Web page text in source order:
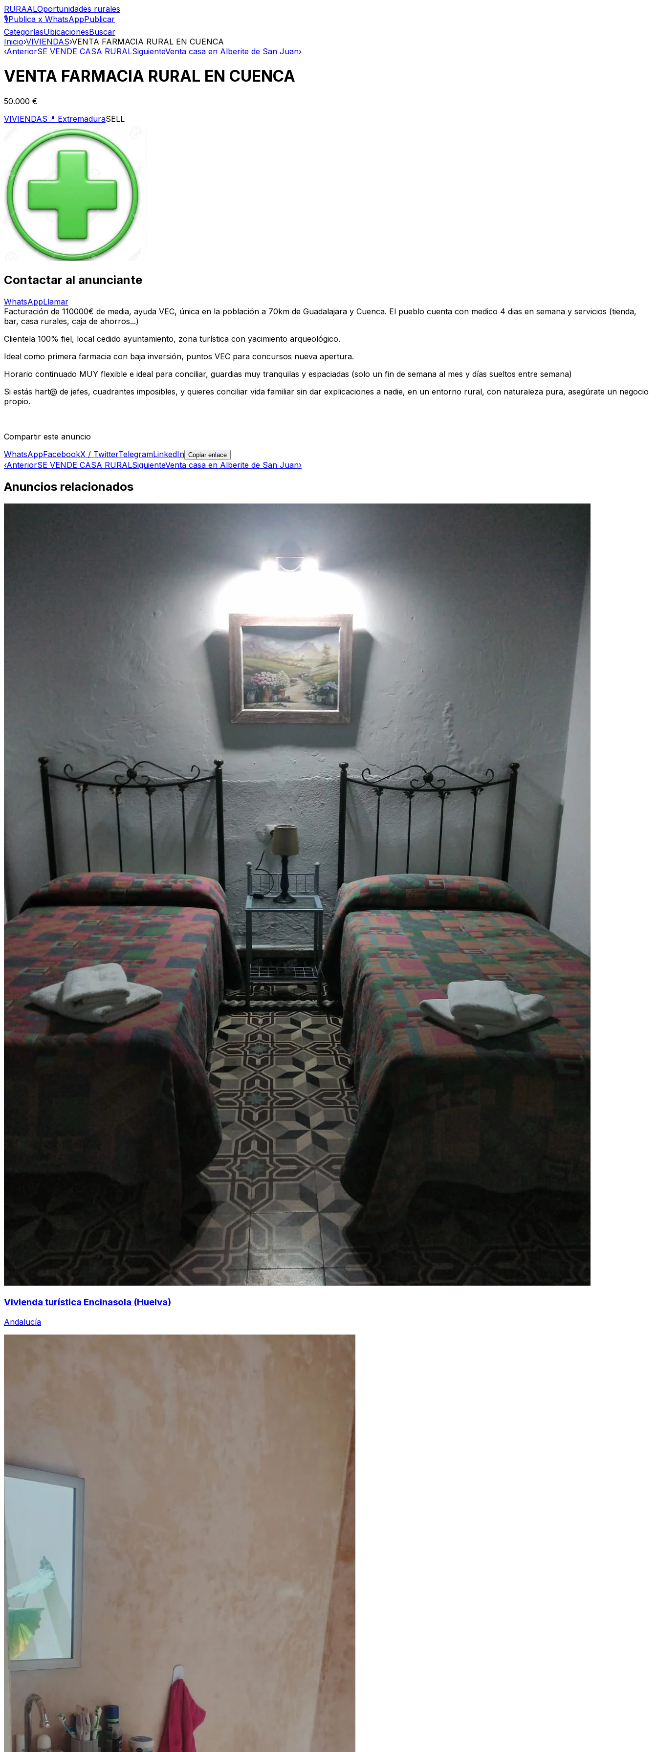
RURAALOportunidades rurales
🎙️Publica x WhatsAppPublicar
CategoríasUbicacionesBuscar
Inicio›VIVIENDAS›VENTA FARMACIA RURAL EN CUENCA
‹AnteriorSE VENDE CASA RURALSiguienteVenta casa en Alberite de San Juan›
VENTA FARMACIA RURAL EN CUENCA
50.000 €
VIVIENDAS 📍 ExtremaduraSELL
Contactar al anunciante
WhatsAppLlamar
Facturación de 110000€ de media, ayuda VEC, única en la población a 70km de Guadalajara y Cuenca. El pueblo cuenta con medico 4 dias en semana y servicios (tienda,
bar, casa rurales, caja de ahorros...)
Clientela 100% fiel, local cedido ayuntamiento, zona turística con yacimiento arqueológico.
Ideal como primera farmacia con baja inversión, puntos VEC para concursos nueva apertura.
Horario continuado MUY flexible e ideal para conciliar, guardias muy tranquilas y espaciadas (solo un fin de semana al mes y días sueltos entre semana)
Si estás hart@ de jefes, cuadrantes imposibles, y quieres conciliar vida familiar sin dar explicaciones a nadie, en un entorno rural, con naturaleza pura, asegúrate un negocio
propio.
Compartir este anuncio
WhatsAppFacebookX / TwitterTelegramLinkedIn Copiar enlace
‹AnteriorSE VENDE CASA RURALSiguienteVenta casa en Alberite de San Juan›
Anuncios relacionados
Vivienda turística Encinasola (Huelva)
Andalucía